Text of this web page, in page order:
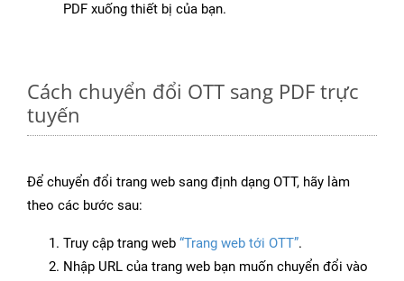
PDF xuống thiết bị của bạn.
Cách chuyển đổi OTT sang PDF trực
tuyến
Để chuyển đổi trang web sang định dạng OTT, hãy làm
theo các bước sau:
Truy cập trang web “Trang web tới OTT”.
Nhập URL của trang web bạn muốn chuyển đổi vào